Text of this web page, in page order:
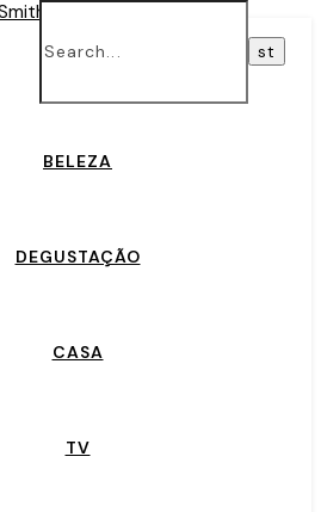
BELEZA
DEGUSTAÇÃO
CASA
TV